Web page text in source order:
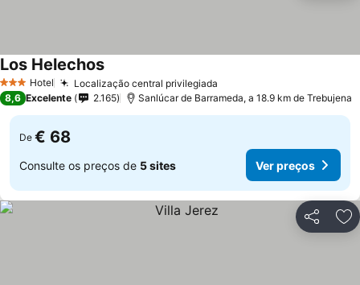
3 EstrelasHotel Localização central privilegiada
Los Helechos
8,6 Excelente 2.165 Sanlúcar de Barrameda, a 18.9 km de Trebujena
De € 68
Consulte os preços de 5 sites Ver preços
Partilhar